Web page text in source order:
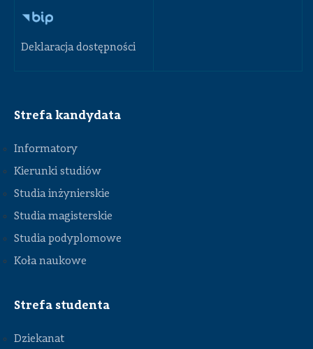
Deklaracja dostępności
Strefa kandydata
Informatory
Kierunki studiów
Studia inżynierskie
Studia magisterskie
Studia podyplomowe
Koła naukowe
Strefa studenta
Dziekanat